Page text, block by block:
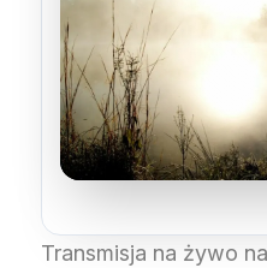
Transmisja na żywo